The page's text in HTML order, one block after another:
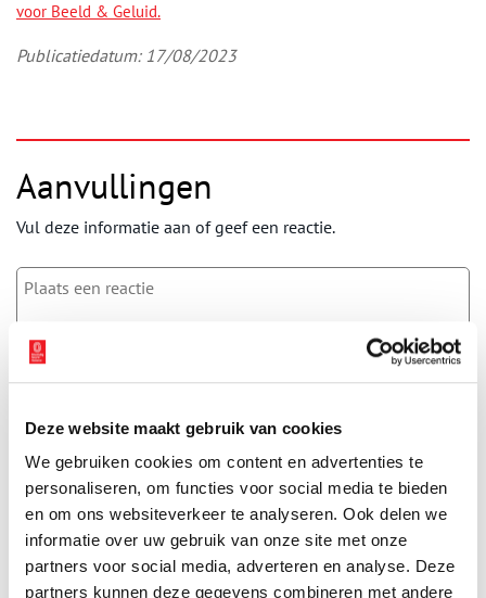
Deze website maakt gebruik van cookies
We gebruiken cookies om content en advertenties te
personaliseren, om functies voor social media te bieden
en om ons websiteverkeer te analyseren. Ook delen we
informatie over uw gebruik van onze site met onze
partners voor social media, adverteren en analyse. Deze
partners kunnen deze gegevens combineren met andere
voor Beeld & Geluid.
Publicatiedatum: 17/08/2023
Aanvullingen
Vul deze informatie aan of geef een reactie.
Vereiste velden zijn gemarkeerd met *. Het e-mailadres wordt niet
gepubliceerd.
E-mail*
Vink dit aan als u op de hoogte gehouden wil worden.